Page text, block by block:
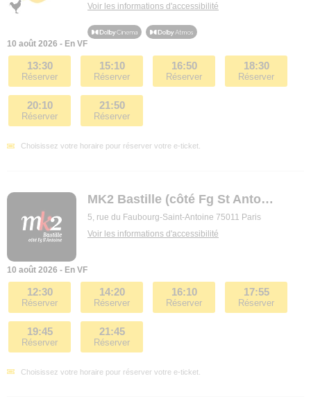
Voir les informations d'accessibilité
10 août 2026 - En VF
13:30
Réserver
15:10
Réserver
16:50
Réserver
18:30
Réserver
20:10
Réserver
21:50
Réserver
Choisissez votre horaire pour réserver votre e-ticket.
MK2 Bastille (côté Fg St Antoine)
5, rue du Faubourg-Saint-Antoine 75011 Paris
Voir les informations d'accessibilité
10 août 2026 - En VF
12:30
Réserver
14:20
Réserver
16:10
Réserver
17:55
Réserver
19:45
Réserver
21:45
Réserver
Choisissez votre horaire pour réserver votre e-ticket.